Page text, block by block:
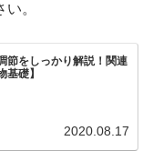
。
節をしっかり解説！関連
基礎】
2020.08.17